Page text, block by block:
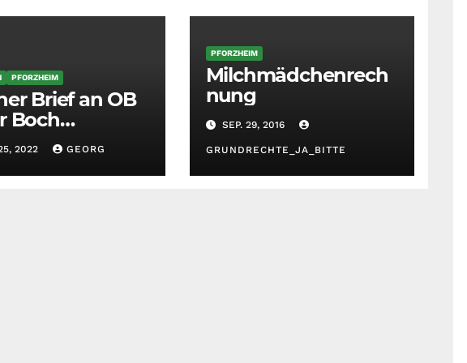
PFORZHEIM
Brief an OB
Boch
–
und
durch SWA
2022 GEORG
PFORZHEIM
Milchmädchenrech
nung
SEP. 29, 2016
GRUNDRECHTE_JA_BITTE